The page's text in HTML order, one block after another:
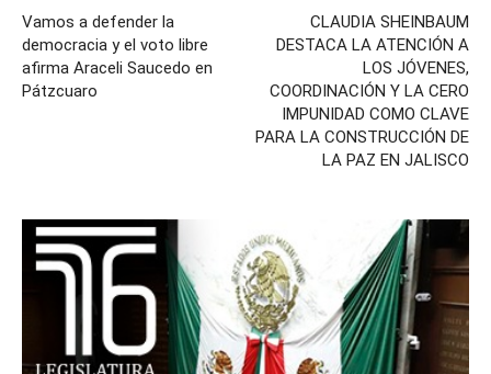
Vamos a defender la
democracia y el voto libre
afirma Araceli Saucedo en
Pátzcuaro
CLAUDIA SHEINBAUM
DESTACA LA ATENCIÓN A
LOS JÓVENES,
COORDINACIÓN Y LA CERO
IMPUNIDAD COMO CLAVE
PARA LA CONSTRUCCIÓN DE
LA PAZ EN JALISCO